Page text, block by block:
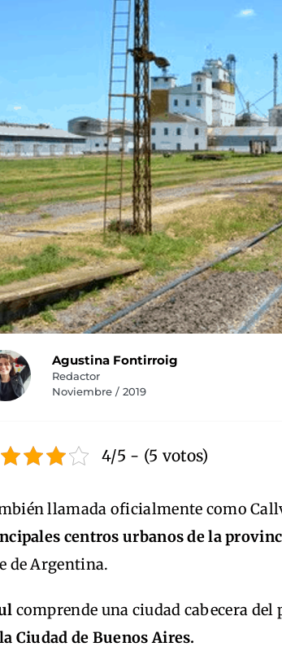
Agustina Fontirroig
Redactor
Noviembre / 2019
4/5 - (5 votos)
llamada oficialmente como
centros urbanos de la
de Argentina.
comprende una ciudad cabecera
Ciudad de Buenos Aires.